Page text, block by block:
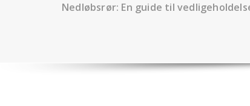
Nedløbsrør: En guide til